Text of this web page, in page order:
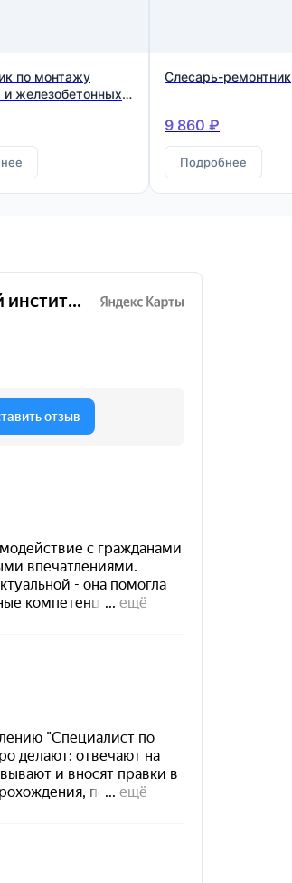
по монтажу
и железобетонных
Слесарь-ремонтник
9 860 ₽
Подробнее